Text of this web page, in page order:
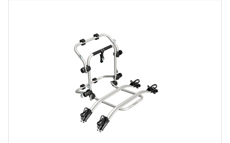
45 kg
kompatibel mit Elektrofahrrädern
Aluminiumkonstruktion